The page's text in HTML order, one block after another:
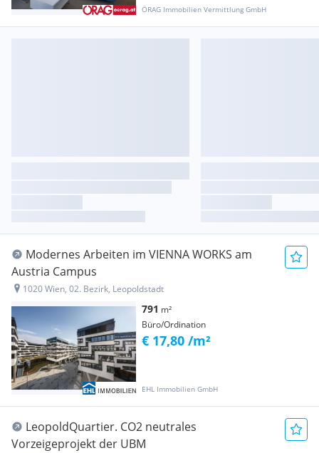
ÖRAG Immobilien Vermittlung GmbH
Modernes Arbeiten im VIENNA WORKS am
Austria Campus
1020 Wien, 02. Bezirk, Leopoldstadt
791 m²
Büro/Ordination
EHL Immobilien GmbH
€ 17,80 /m²
LeopoldQuartier. CO2 neutrales
Vorzeigeprojekt der UBM